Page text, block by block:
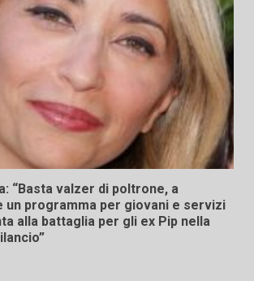
“Basta valzer di poltrone, a
un programma per giovani e servizi
alla battaglia per gli ex Pip nella